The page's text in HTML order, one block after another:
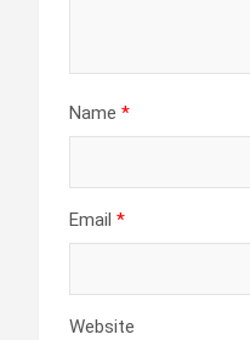
Name *
Email *
Website